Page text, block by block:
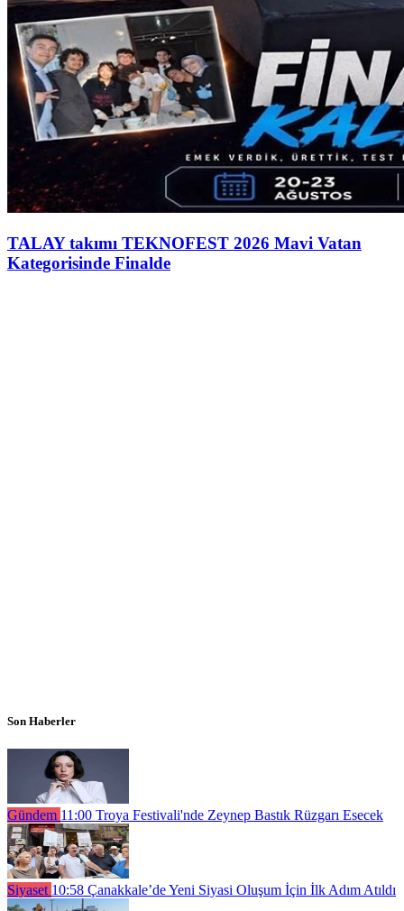
TALAY takımı TEKNOFEST 2026 Mavi Vatan
Kategorisinde Finalde
Son Haberler
Gündem 11:00 Troya Festivali'nde Zeynep Bastık Rüzgarı Esecek
Siyaset 10:58 Çanakkale’de Yeni Siyasi Oluşum İçin İlk Adım Atıldı